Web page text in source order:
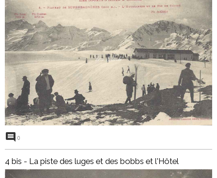
0
4 bis - La piste des luges et des bobbs et l'Hôtel